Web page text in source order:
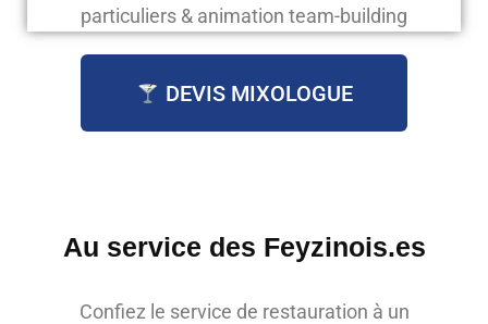
particuliers & animation team-building
DEVIS MIXOLOGUE
Au service des Feyzinois.es
Confiez le service de restauration à un